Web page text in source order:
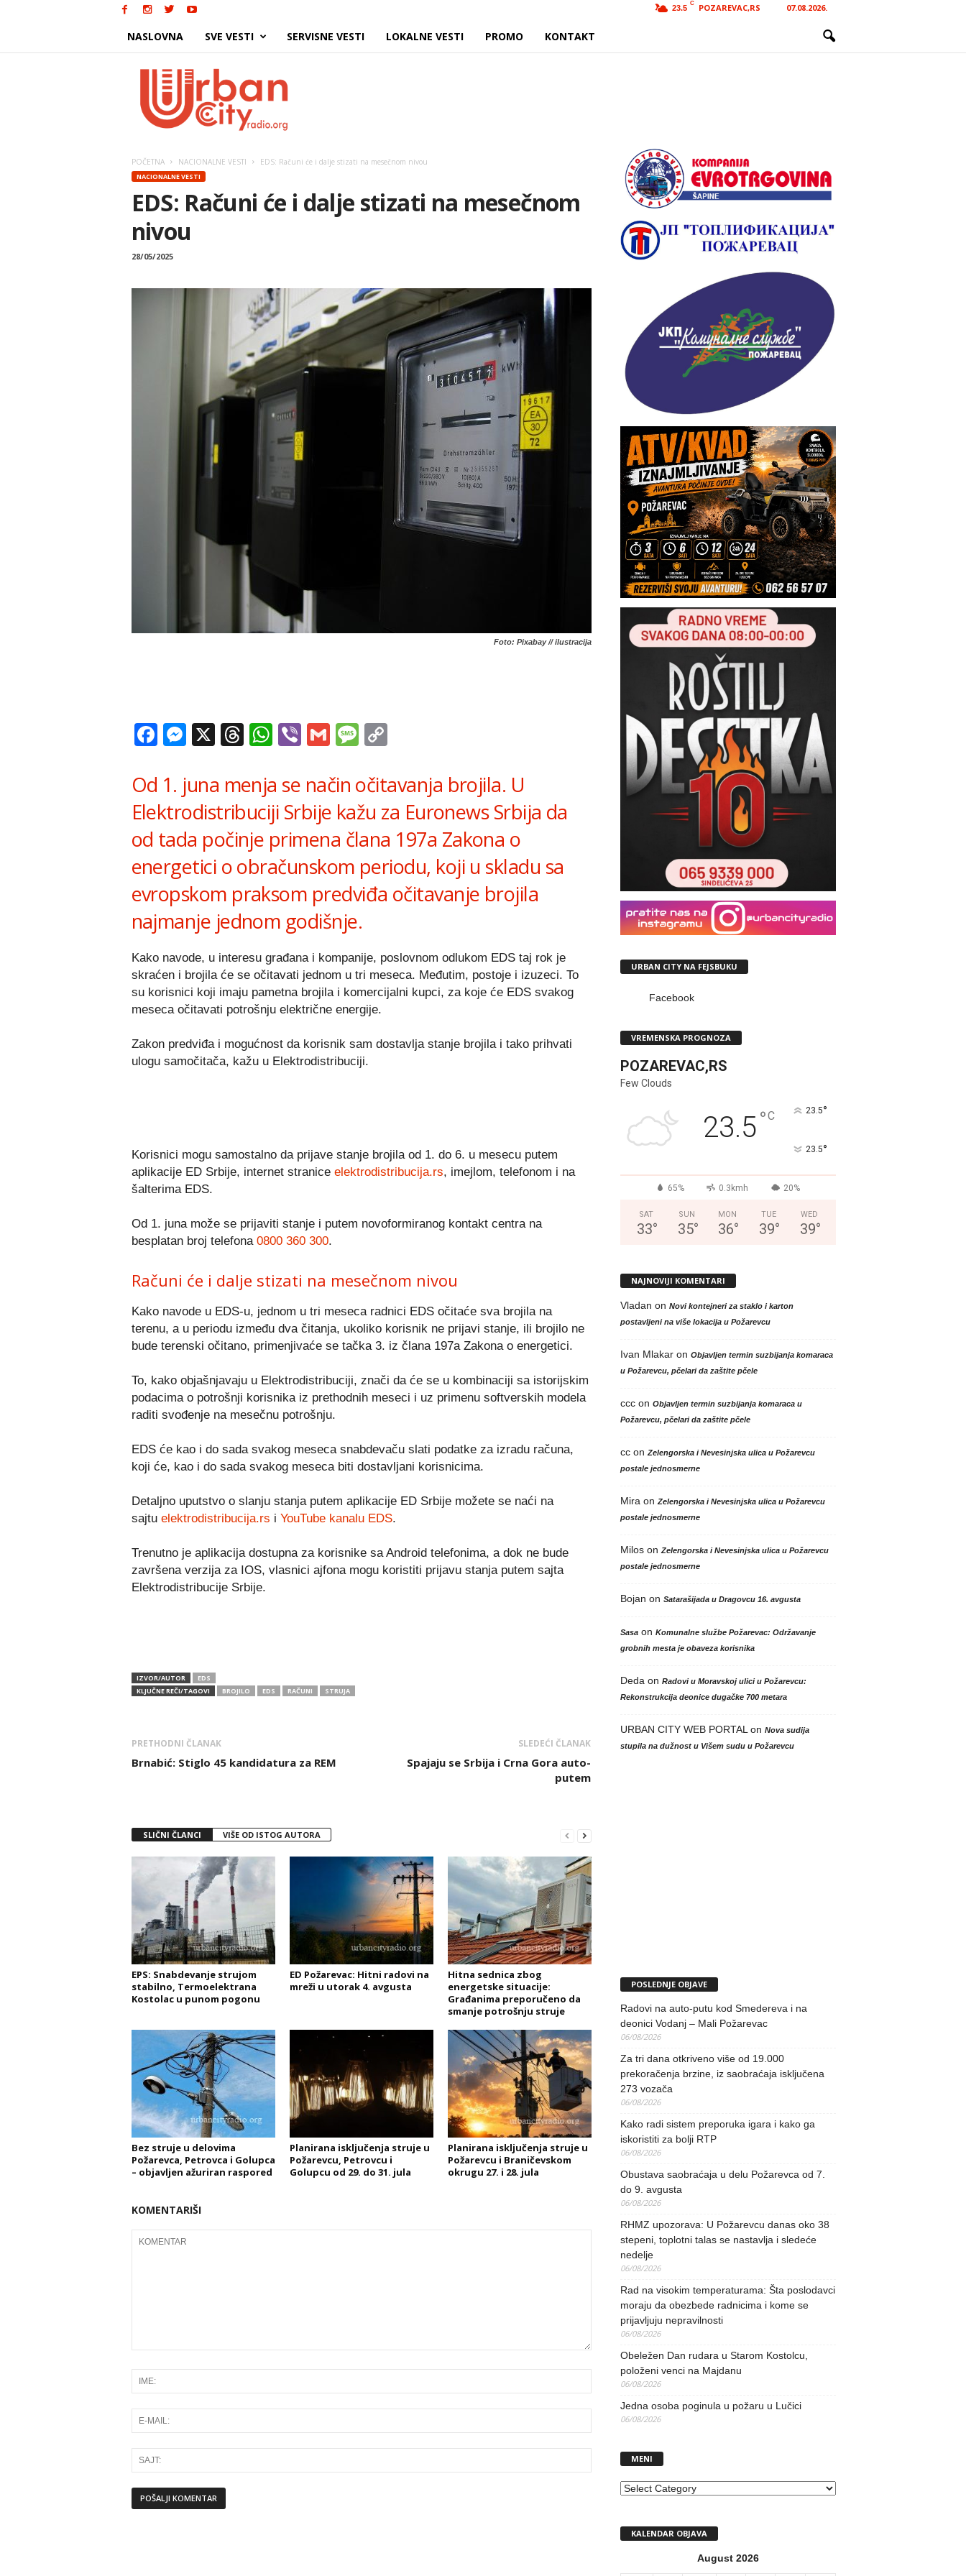
23.5
C POZAREVAC,RS 07.08.2026.
NASLOVNA SVE VESTI SERVISNE VESTI LOKALNE VESTI PROMO KONTAKT
POČETNA NACIONALNE VESTI EDS: Računi će i dalje stizati na mesečnom nivou
NACIONALNE VESTI
EDS: Računi će i dalje stizati na mesečnom
nivou
28/05/2025
Foto: Pixabay // ilustracija
Facebook
Messenger
X Threads
WhatsApp
ViberGmailMessage
Od 1. juna menja se način očitavanja brojila. U
Elektrodistribuciji Srbije kažu za Euronews Srbija da
od tada počinje primena člana 197a Zakona o
energetici o obračunskom periodu, koji u skladu sa
evropskom praksom predviđa očitavanje brojila
najmanje jednom godišnje.
Kako navode, u interesu građana i kompanije, poslovnom odlukom EDS taj rok je
skraćen i brojila će se očitavati jednom u tri meseca. Međutim, postoje i izuzeci. To
su korisnici koji imaju pametna brojila i komercijalni kupci, za koje će EDS svakog
meseca očitavati potrošnju električne energije.
Zakon predviđa i mogućnost da korisnik sam dostavlja stanje brojila i tako prihvati
ulogu samočitača, kažu u Elektrodistribuciji.
Korisnici mogu samostalno da prijave stanje brojila od 1. do 6. u mesecu putem
aplikacije ED Srbije, internet stranice elektrodistribucija.rs, imejlom, telefonom i na
šalterima EDS.
Od 1. juna može se prijaviti stanje i putem novoformiranog kontakt centra na
besplatan broj telefona 0800 360 300.
Računi će i dalje stizati na mesečnom nivou
Kako navode u EDS-u, jednom u tri meseca radnici EDS očitaće sva brojila na
terenu, a u periodu između dva čitanja, ukoliko korisnik ne prijavi stanje, ili brojilo ne
bude terenski očitano, primenjivaće se tačka 3. iz člana 197a Zakona o energetici.
To, kako objašnjavaju u Elektrodistribuciji, znači da će se u kombinaciji sa istorijskim
podacima o potrošnji korisnika iz prethodnih meseci i uz primenu softverskih modela
raditi svođenje na mesečnu potrošnju.
EDS će kao i do sada svakog meseca snabdevaču slati podatke za izradu računa,
koji će, kao i do sada svakog meseca biti dostavljani korisnicima.
Detaljno uputstvo o slanju stanja putem aplikacije ED Srbije možete se naći na
sajtu elektrodistribucija.rs i YouTube kanalu EDS.
Trenutno je aplikacija dostupna za korisnike sa Android telefonima, a dok ne bude
završena verzija za IOS, vlasnici ajfona mogu koristiti prijavu stanja putem sajta
Elektrodistribucije Srbije.
IZVOR/AUTOR
EDS
KLJUČNE REČI/TAGOVI
BROJILO EDS RAČUNI STRUJA
PRETHODNI ČLANAK
Brnabić: Stiglo 45 kandidatura za REM
SLEDEĆI ČLANAK
Spajaju se Srbija i Crna Gora auto-
putem
SLIČNI ČLANCI VIŠE OD ISTOG AUTORA
EPS: Snabdevanje strujom
stabilno, Termoelektrana
Kostolac u punom pogonu
ED Požarevac: Hitni radovi na
mreži u utorak 4. avgusta
Hitna sednica zbog
energetske situacije:
Građanima preporučeno da
smanje potrošnju struje
Bez struje u delovima
Požarevca, Petrovca i Golupca
– objavljen ažuriran raspored
Planirana isključenja struje u
Požarevcu, Petrovcu i
Golupcu od 29. do 31. jula
Planirana isključenja struje u
Požarevcu i Braničevskom
okrugu 27. i 28. jula
KOMENTARIŠI
URBAN CITY NA FEJSBUKU
Facebook
VREMENSKA PROGNOZA
POZAREVAC,RS
Few Clouds
23.5°C 23.5°
23.5°
65% 0.3kmh 20%
SAT
33°
SUN
35°
MON
36°
TUE
39°
WED
39°
NAJNOVIJI KOMENTARI
Vladan on Novi kontejneri za staklo i karton
postavljeni na više lokacija u Požarevcu
Ivan Mlakaron Objavljen termin suzbijanja komaraca
u Požarevcu, pčelari da zaštite pčele
cccon Objavljen termin suzbijanja komaraca u
Požarevcu, pčelari da zaštite pčele
ccon Zelengorska i Nevesinjska ulica u Požarevcu
postale jednosmerne
Mira on Zelengorska i Nevesinjska ulica u Požarevcu
postale jednosmerne
Miloson Zelengorska i Nevesinjska ulica u Požarevcu
postale jednosmerne
Bojan on Satarašijada u Dragovcu 16. avgusta
Sasaon Komunalne službe Požarevac: Održavanje
grobnih mesta je obaveza korisnika
Deda on Radovi u Moravskoj ulici u Požarevcu:
Rekonstrukcija deonice dugačke 700 metara
URBAN CITY WEB PORTAL on Nova sudija
stupila na dužnost u Višem sudu u Požarevcu
POSLEDNJE OBJAVE
Radovi na auto-putu kod Smedereva i na
deonici Vodanj – Mali Požarevac
06/08/2026
Za tri dana otkriveno više od 19.000
prekoračenja brzine, iz saobraćaja isključena
273 vozača
06/08/2026
Kako radi sistem preporuka igara i kako ga
iskoristiti za bolji RTP
06/08/2026
Obustava saobraćaja u delu Požarevca od 7.
do 9. avgusta
06/08/2026
RHMZ upozorava: U Požarevcu danas oko 38
stepeni, toplotni talas se nastavlja i sledeće
nedelje
06/08/2026
Rad na visokim temperaturama: Šta poslodavci
moraju da obezbede radnicima i kome se
prijavljuju nepravilnosti
06/08/2026
Obeležen Dan rudara u Starom Kostolcu,
položeni venci na Majdanu
06/08/2026
Jedna osoba poginula u požaru u Lučici
06/08/2026
MENI
MENI
KALENDAR OBJAVA
August 2026